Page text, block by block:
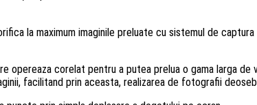
la maximum imaginile preluate cu sistemul de
corelat pentru a putea prelua o gama larga de
facilitand prin aceasta, realizarea de fotografii